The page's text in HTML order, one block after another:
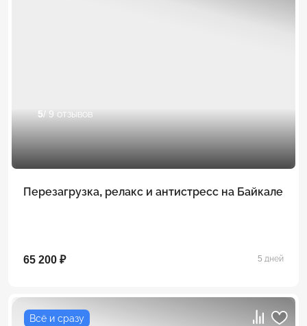
5/ 9 отзывов
Перезагрузка, релакс и антистресс на Байкале
65 200 ₽ 5 дней
Всё и сразу